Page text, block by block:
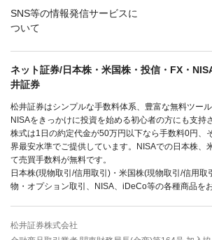
SNS等の情報発信サービスに
ついて
ネット証券/日本株・米国株・投信・FX・
井証券
松井証券はシンプルな手数料体系、豊富な無料ツー
NISAをきっかけに投資を始める初心者の方にも支持
株式は1日の約定代金が50万円以下なら手数料0円、
界最安水準でご提供しています。NISAでの日本株、
て売買手数料が無料です。
日本株(現物取引/信用取引)・米国株(現物取引/信用取
物・オプション取引、NISA、iDeCo等の各種商品を
松井証券株式会社